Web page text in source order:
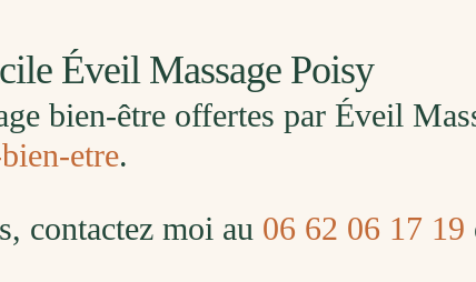
Éveil Massage Poisy
bien-être offertes par Éveil
etre.
contactez moi au 06 62 06 17 19